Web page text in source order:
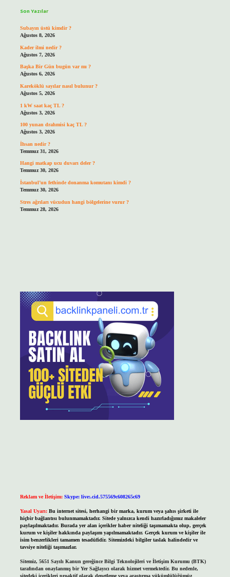
Son Yazılar
Subayın üstü kimdir ?
Ağustos 8, 2026
Kader ilmi nedir ?
Ağustos 7, 2026
Başka Bir Gün bugün var mı ?
Ağustos 6, 2026
Kareköklü sayılar nasıl bulunur ?
Ağustos 5, 2026
1 kW saat kaç TL ?
Ağustos 3, 2026
100 yunan drahmisi kaç TL ?
Ağustos 3, 2026
İhsan nedir ?
Temmuz 31, 2026
Hangi matkap ucu duvarı deler ?
Temmuz 30, 2026
İstanbul’un fethinde donanma komutanı kimdi ?
Temmuz 30, 2026
Stres ağrıları vücudun hangi bölgelerine vurur ?
Temmuz 28, 2026
Reklam ve İletişim: Skype: live:.cid.575569c608265c69
Yasal Uyarı: Bu internet sitesi, herhangi bir marka, kurum veya şahıs şirketi ile
hiçbir bağlantısı bulunmamaktadır. Sitede yalnızca kendi hazırladığımız makaleler
paylaşılmaktadır. Burada yer alan içerikler haber niteliği taşımamakta olup, gerçek
kurum ve kişiler hakkında paylaşım yapılmamaktadır. Gerçek kurum ve kişiler ile
isim benzerlikleri tamamen tesadüfidir. Sitemizdeki bilgiler taslak halindedir ve
tavsiye niteliği taşımazlar.
Sitemiz, 5651 Sayılı Kanun gereğince Bilgi Teknolojileri ve İletişim Kurumu (BTK)
tarafından onaylanmış bir Yer Sağlayıcı olarak hizmet vermektedir. Bu nedenle,